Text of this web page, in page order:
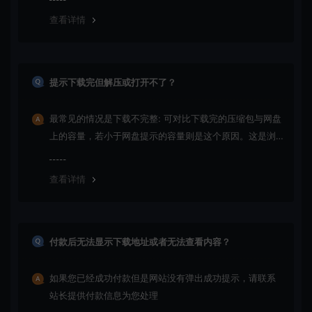
查看详情
提示下载完但解压或打开不了？
最常见的情况是下载不完整: 可对比下载完的压缩包与网盘
上的容量，若小于网盘提示的容量则是这个原因。这是浏
查看详情
付款后无法显示下载地址或者无法查看内容？
如果您已经成功付款但是网站没有弹出成功提示，请联系
站长提供付款信息为您处理